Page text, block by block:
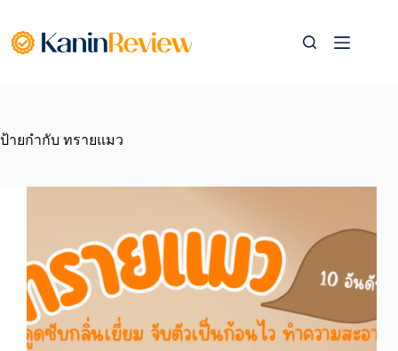
content
ป้ายกำกับ ทรายแมว